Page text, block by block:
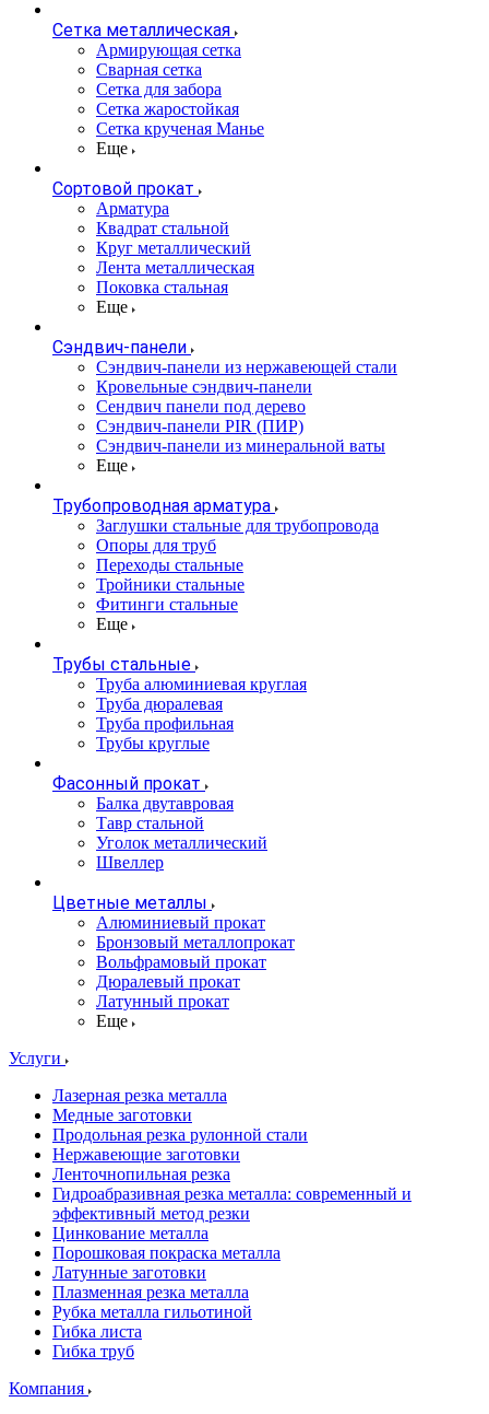
Сетка металлическая
Армирующая сетка
Сварная сетка
Сетка для забора
Сетка жаростойкая
Сетка крученая Манье
Еще
Сортовой прокат
Арматура
Квадрат стальной
Круг металлический
Лента металлическая
Поковка стальная
Еще
Сэндвич-панели
Cэндвич-панели из нержавеющей стали
Кровельные сэндвич-панели
Сендвич панели под дерево
Сэндвич-панели PIR (ПИР)
Сэндвич-панели из минеральной ваты
Еще
Трубопроводная арматура
Заглушки стальные для трубопровода
Опоры для труб
Переходы стальные
Тройники стальные
Фитинги стальные
Еще
Трубы стальные
Труба алюминиевая круглая
Труба дюралевая
Труба профильная
Трубы круглые
Фасонный прокат
Балка двутавровая
Тавр стальной
Уголок металлический
Швеллер
Цветные металлы
Алюминиевый прокат
Бронзовый металлопрокат
Вольфрамовый прокат
Дюралевый прокат
Латунный прокат
Еще
Услуги
Лазерная резка металла
Медные заготовки
Продольная резка рулонной стали
Нержавеющие заготовки
Ленточнопильная резка
Гидроабразивная резка металла: современный и
эффективный метод резки
Цинкование металла
Порошковая покраска металла
Латунные заготовки
Плазменная резка металла
Рубка металла гильотиной
Гибка листа
Гибка труб
Компания